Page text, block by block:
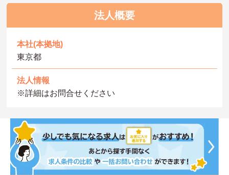
法人概要
本社(本拠地)
東京都
法人情報
※詳細はお問合せください